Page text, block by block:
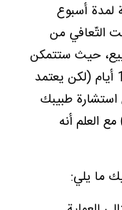
لمدة أسبوع
التّعافي من
بين أسبوعين و3 أسابيع، حيث ستتمكن
بعدها من العودة إلى عملك في غضون 10 أيام (لكن يعتمد
طبيبك
العلم أنه
ما يلي: